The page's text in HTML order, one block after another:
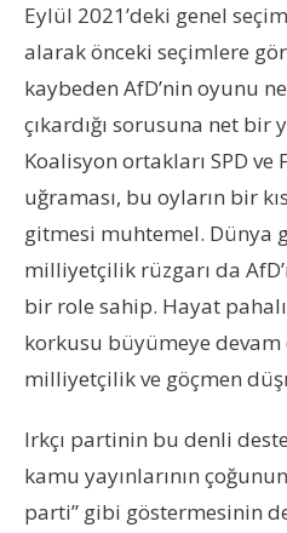
Eylül 2021’deki genel
alarak önceki seçimlere
kaybeden AfD’nin oyunu
çıkardığı sorusuna net bir
Koalisyon ortakları SPD ve
uğraması, bu oyların bir
gitmesi muhtemel. Dünya
milliyetçilik rüzgarı da
bir role sahip. Hayat
korkusu büyümeye devam
milliyetçilik ve göçmen
Irkçı partinin bu denli
kamu yayınlarının
parti” gibi göstermesinin